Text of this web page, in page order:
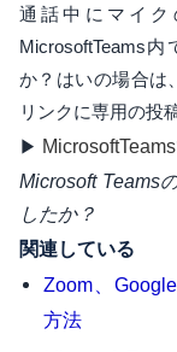
通話中にマイ
MicrosoftTeams
か？はいの場合は
リンクに専用の投
▶
Microsoft Teams
したか？
関連している
Zoom、
方法